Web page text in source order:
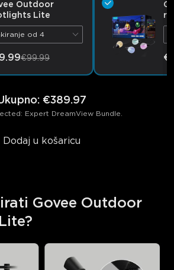
Outdoor
Lite
od 4
€99.99
: €389.97
Expert DreamView Bundle.
Dodaj u košaricu
Govee Outdoor
close